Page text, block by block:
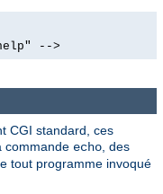
-->
CGI standard, ces
commande echo , des
tout programme invoqué